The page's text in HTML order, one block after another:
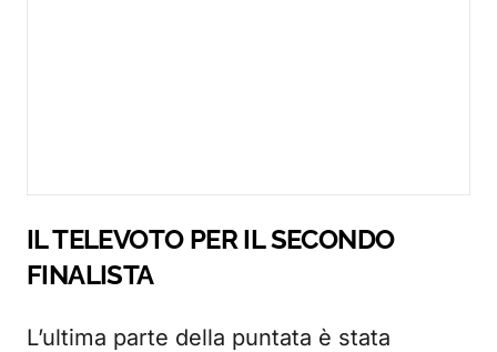
IL TELEVOTO PER IL SECONDO
FINALISTA
L’ultima parte della puntata è stata